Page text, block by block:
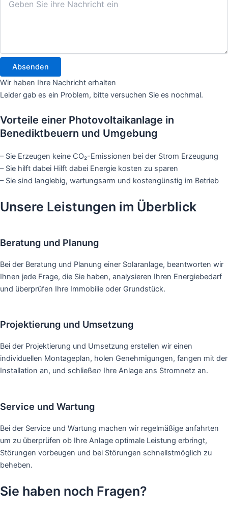
Absenden
Wir haben Ihre Nachricht erhalten
Leider gab es ein Problem, bitte versuchen Sie es nochmal.
Vorteile einer Photovoltaikanlage in
Benediktbeuern und Umgebung
– Sie Erzeugen keine CO₂-Emissionen bei der Strom Erzeugung
– Sie hilft dabei Hilft dabei Energie kosten zu sparen
– Sie sind langlebig, wartungsarm und kostengünstig im Betrieb
Unsere Leistungen im Überblick
Beratung und Planung
Bei der Beratung und Planung einer Solaranlage, beantworten wir
Ihnen jede Frage, die Sie haben, analysieren Ihren Energiebedarf
und überprüfen Ihre Immobilie oder Grundstück.
Projektierung und Umsetzung
Bei der Projektierung und Umsetzung erstellen wir einen
individuellen Montageplan, holen Genehmigungen, fangen mit der
Installation an, und schließen Ihre Anlage ans Stromnetz an.
Service und Wartung
Bei der Service und Wartung machen wir regelmäßige anfahrten
um zu überprüfen ob Ihre Anlage optimale Leistung erbringt,
Störungen vorbeugen und bei Störungen schnellstmöglich zu
beheben.
Sie haben noch Fragen?